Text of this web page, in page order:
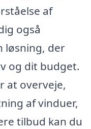
af
også
løsning, der
og dit budget.
at overveje,
af vinduer,
tilbud kan du